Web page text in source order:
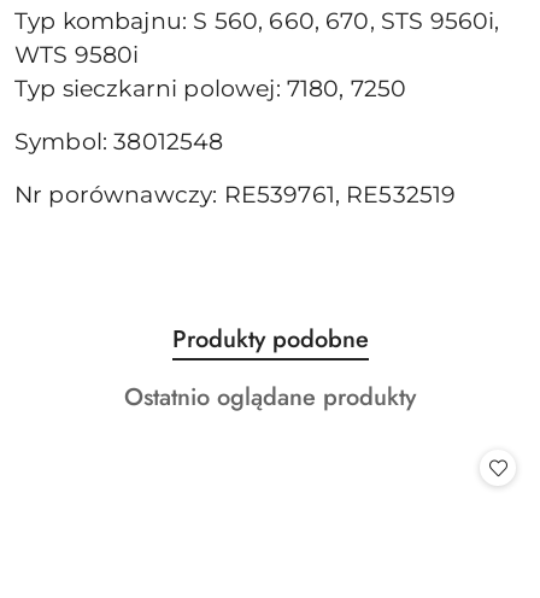
Typ kombajnu: S 560, 660, 670, STS 9560i,
WTS 9580i
Typ sieczkarni polowej: 7180, 7250
Symbol: 38012548
Nr porównawczy: RE539761, RE532519
Pomiń karuzelę produktów
Produkty
o
statusie:
Produkty podobne
Produkty
Ostatnio oglądane produkty